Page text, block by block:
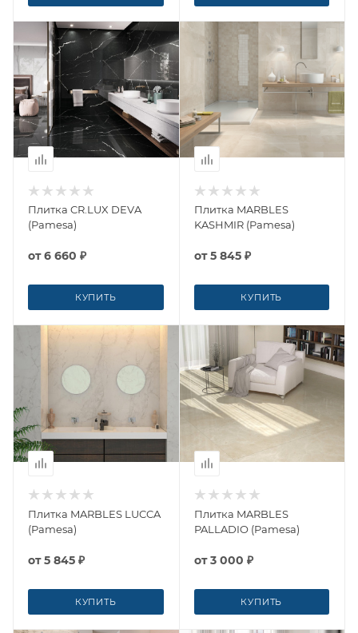
Плитка CR.LUX DEVA
(Pamesa)
от6 660 ₽
КУПИТЬ
Плитка MARBLES
KASHMIR (Pamesa)
от5 845 ₽
КУПИТЬ
Плитка MARBLES LUCCA
(Pamesa)
от5 845 ₽
КУПИТЬ
Плитка MARBLES
PALLADIO (Pamesa)
от3 000 ₽
КУПИТЬ